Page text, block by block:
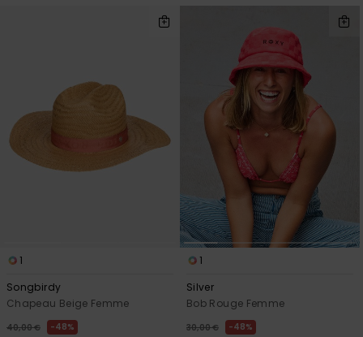
1
Songbirdy
Chapeau Beige Femme
40,00 € 48%
1
Silver
Bob Rouge Femme
30,00 € 48%